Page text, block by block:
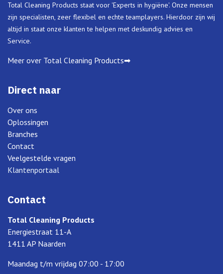
Total Cleaning Products staat voor 'Experts in hygiëne'. Onze mensen
zijn specialisten, zeer flexibel en echte teamplayers. Hierdoor zijn wij
altijd in staat onze klanten te helpen met deskundig advies en
Service.
Meer over Total Cleaning Products➡
Direct naar
Over ons
Oplossingen
Branches
Contact
Veelgestelde vragen
Klantenportaal
Contact
Total Cleaning Products
Energiestraat 11-A
1411 AP Naarden
Maandag t/m vrijdag 07:00 - 17:00